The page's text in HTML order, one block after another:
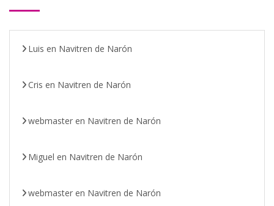
Luis en Navitren de Narón
Cris en Navitren de Narón
webmaster en Navitren de Narón
Miguel en Navitren de Narón
webmaster en Navitren de Narón